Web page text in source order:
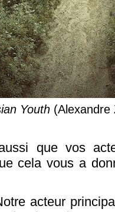
Youth (Alexandre
que vos
cela vous a
acteur